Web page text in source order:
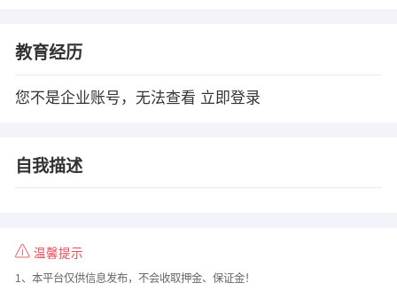
教育经历
您不是企业账号，无法查看 立即登录
自我描述
温馨提示
1、本平台仅供信息发布，不会收取押金、保证金！